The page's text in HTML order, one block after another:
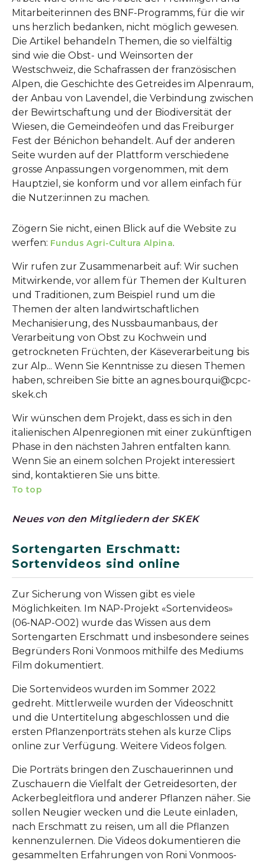
Mitarbeiterinnen des BNF-Programms, für die wir
uns herzlich bedanken, nicht möglich gewesen.
Die Artikel behandeln Themen, die so vielfältig
sind wie die Obst- und Weinsorten der
Westschweiz, die Schafrassen der französischen
Alpen, die Geschichte des Getreides im Alpenraum,
der Anbau von Lavendel, die Verbindung zwischen
der Bewirtschaftung und der Biodiversität der
Wiesen, die Gemeindeöfen und das Freiburger
Fest der Bénichon behandelt. Auf der anderen
Seite wurden auf der Plattform verschiedene
grosse Anpassungen vorgenommen, mit dem
Hauptziel, sie konform und vor allem einfach für
die Nutzer:innen zu machen.
Zögern Sie nicht, einen Blick auf die Website zu
werfen: Fundus Agri-Cultura Alpina.
Wir rufen zur Zusammenarbeit auf: Wir suchen
Mitwirkende, vor allem für Themen der Kulturen
und Traditionen, zum Beispiel rund um die
Themen der alten landwirtschaftlichen
Mechanisierung, des Nussbaumanbaus, der
Verarbeitung von Obst zu Kochwein und
getrockneten Früchten, der Käseverarbeitung bis
zur Alp... Wenn Sie Kenntnisse zu diesen Themen
haben, schreiben Sie bitte an agnes.bourqui@cpc-
skek.ch
Wir wünschen dem Projekt, dass es sich in den
italienischen Alpenregionen mit einer zukünftigen
Phase in den nächsten Jahren entfalten kann.
Wenn Sie an einem solchen Projekt interessiert
sind, kontaktieren Sie uns bitte.
To top
Neues von den Mitgliedern der SKEK
Sortengarten Erschmatt:
Sortenvideos sind online
Zur Sicherung von Wissen gibt es viele
Möglichkeiten. Im NAP-Projekt «Sortenvideos»
(06-NAP-O02) wurde das Wissen aus dem
Sortengarten Erschmatt und insbesondere seines
Begründers Roni Vonmoos mithilfe des Mediums
Film dokumentiert.
Die Sortenvideos wurden im Sommer 2022
gedreht. Mittlerweile wurden der Videoschnitt
und die Untertitelung abgeschlossen und die
ersten Pflanzenporträts stehen als kurze Clips
online zur Verfügung. Weitere Videos folgen.
Die Porträts bringen den Zuschauerinnen und
Zuschauern die Vielfalt der Getreidesorten, der
Ackerbegleitflora und anderer Pflanzen näher. Sie
sollen Neugier wecken und die Leute einladen,
nach Erschmatt zu reisen, um all die Pflanzen
kennenzulernen. Die Videos dokumentieren die
gesammelten Erfahrungen von Roni Vonmoos-